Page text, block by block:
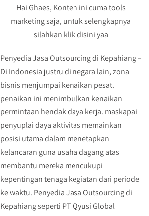
Hai Ghaes, Konten ini cuma tools
marketing saja, untuk selengkapnya
silahkan klik disini yaa
Penyedia Jasa Outsourcing di Kepahiang –
Di Indonesia justru di negara lain, zona
bisnis menjumpai kenaikan pesat.
penaikan ini menimbulkan kenaikan
permintaan hendak daya kerja. maskapai
penyuplai daya aktivitas memainkan
posisi utama dalam menetapkan
kelancaran guna usaha dagang atas
membantu mereka mencukupi
kepentingan tenaga kegiatan dari periode
ke waktu. Penyedia Jasa Outsourcing di
Kepahiang seperti PT Qyusi Global